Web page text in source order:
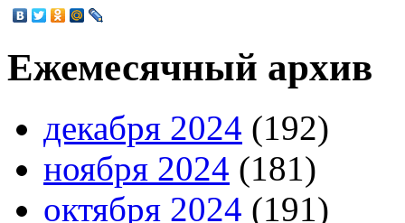
Ежемесячный архив
декабря 2024 (192)
ноября 2024 (181)
октября 2024 (191)